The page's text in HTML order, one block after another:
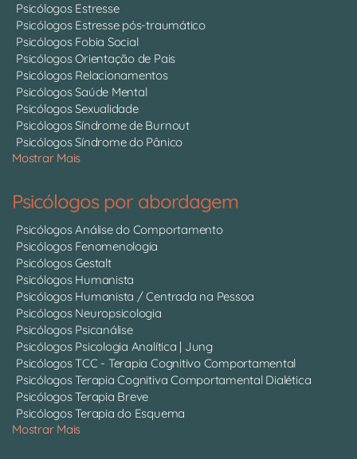
Psicólogos Estresse
Psicólogos Estresse pós-traumático
Psicólogos Fobia Social
Psicólogos Orientação de Pais
Psicólogos Relacionamentos
Psicólogos Saúde Mental
Psicólogos Sexualidade
Psicólogos Síndrome de Burnout
Psicólogos Síndrome do Pânico
Mostrar Mais
Psicólogos por abordagem
Psicólogos Análise do Comportamento
Psicólogos Fenomenologia
Psicólogos Gestalt
Psicólogos Humanista
Psicólogos Humanista / Centrada na Pessoa
Psicólogos Neuropsicologia
Psicólogos Psicanálise
Psicólogos Psicologia Analítica | Jung
Psicólogos TCC - Terapia Cognitivo Comportamental
Psicólogos Terapia Cognitiva Comportamental Dialética
Psicólogos Terapia Breve
Psicólogos Terapia do Esquema
Mostrar Mais